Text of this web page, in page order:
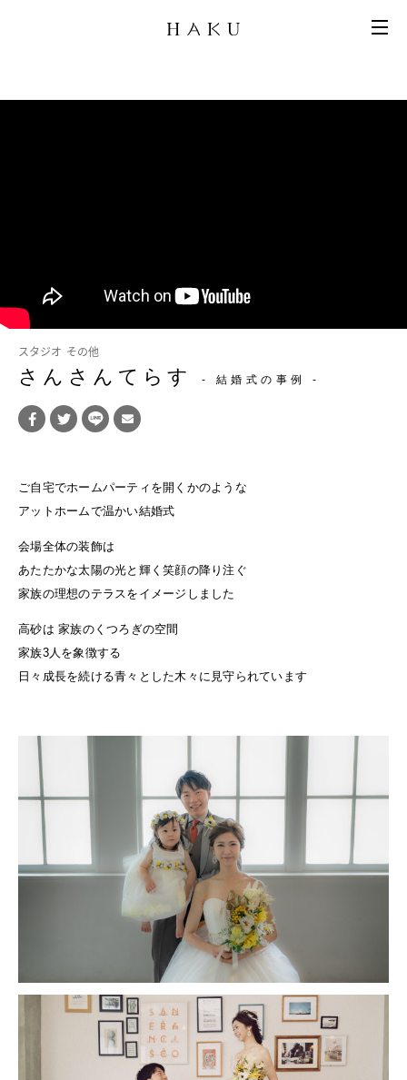
スタジオ その他
さんさんてらす- 結婚式の事例 -
ご自宅でホームパーティを開くかのような
アットホームで温かい結婚式
会場全体の装飾は
あたたかな太陽の光と輝く笑顔の降り注ぐ
家族の理想のテラスをイメージしました
高砂は 家族のくつろぎの空間
家族3人を象徴する
日々成長を続ける青々とした木々に見守られています